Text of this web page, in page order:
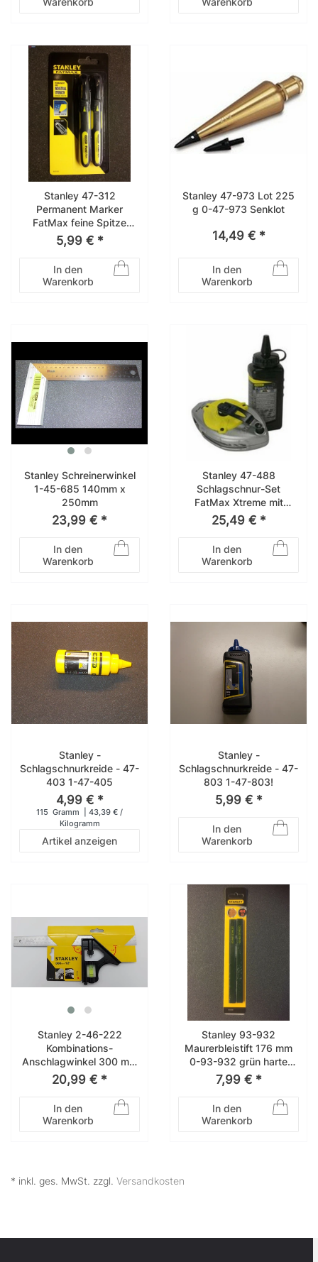
Stanley 47-312
Permanent Marker
FatMax feine Spitze
schwarz 2 Stck 0-47-
312
5,99 € *
In den
Warenkorb
Stanley 47-973 Lot 225
g 0-47-973 Senklot
14,49 € *
In den
Warenkorb
Stanley Schreinerwinkel
1-45-685 140mm x
250mm
23,99 € *
In den
Warenkorb
Stanley 47-488
Schlagschnur-Set
FatMax Xtreme mit
schwarzer Kreide 0-47-
488
25,49 € *
In den
Warenkorb
Stanley -
Schlagschnurkreide - 47-
403 1-47-405
4,99 € *
115 Gramm
| 43,39 € /
Kilogramm
Artikel anzeigen
Stanley -
Schlagschnurkreide - 47-
803 1-47-803!
5,99 € *
In den
Warenkorb
Stanley 2-46-222
Kombinations-
Anschlagwinkel 300 mm
2-46-222 Metallgriff
20,99 € *
In den
Warenkorb
Stanley 93-932
Maurerbleistift 176 mm
0-93-932 grün harte
Mine Baubleistift 2 S
7,99 € *
In den
Warenkorb
* inkl. ges. MwSt. zzgl. Versandkosten